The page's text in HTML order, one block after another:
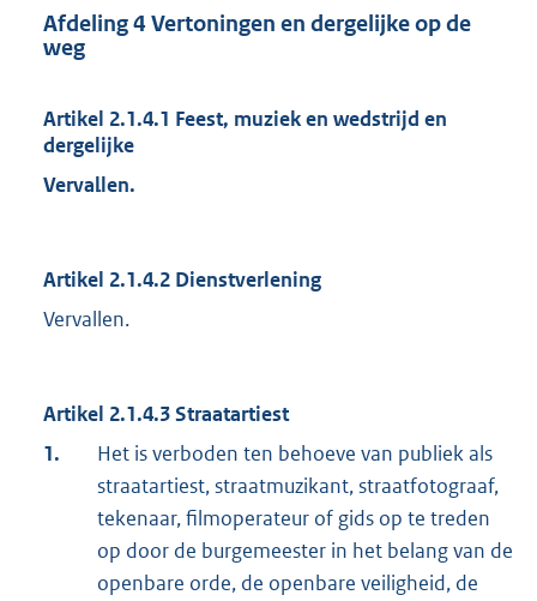
Afdeling 4 Vertoningen en dergelijke op de
weg
Artikel 2.1.4.1 Feest, muziek en wedstrijd en
dergelijke
Vervallen.
.
Artikel 2.1.4.2 Dienstverlening
Vervallen.
Artikel 2.1.4.3 Straatartiest
1.
Het is verboden ten behoeve van publiek als
straatartiest, straatmuzikant, straatfotograaf,
tekenaar, filmoperateur of gids op te treden
op door de burgemeester in het belang van de
openbare orde, de openbare veiligheid, de